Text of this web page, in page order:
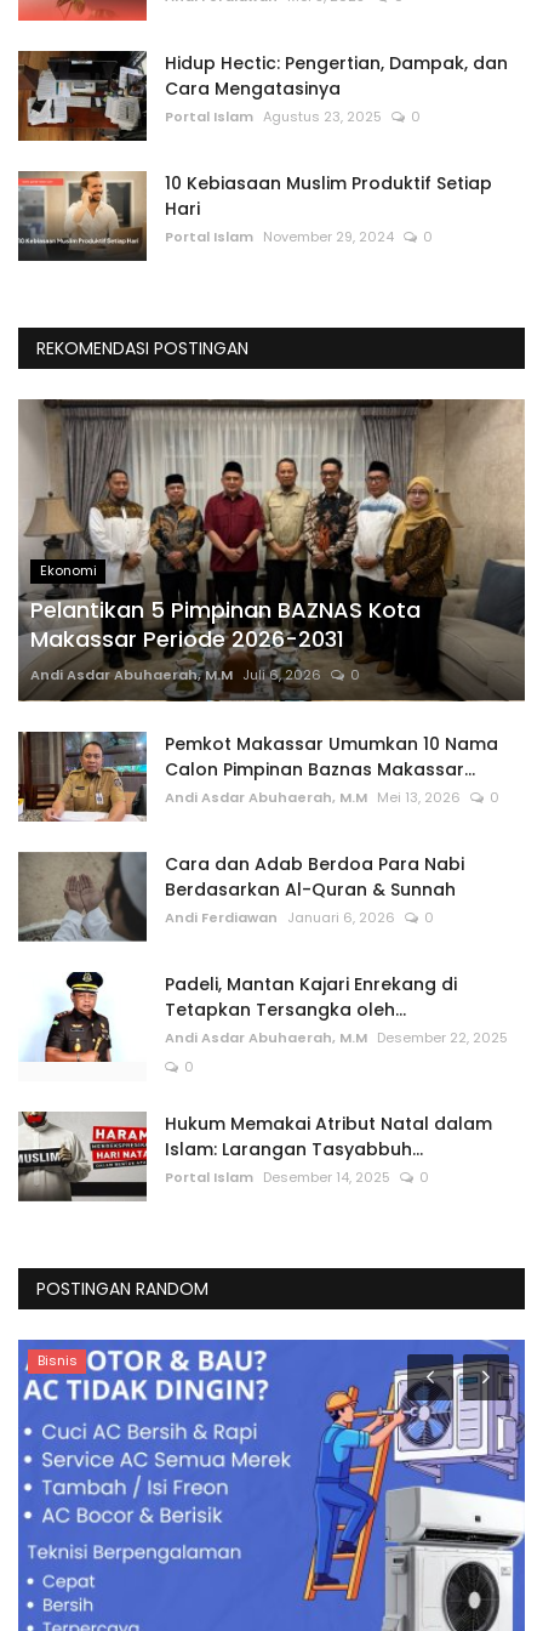
Hidup Hectic: Pengertian, Dampak, dan
Cara Mengatasinya
Portal Islam Agustus 23, 2025 0
10 Kebiasaan Muslim Produktif Setiap
Hari
Portal Islam November 29, 2024 0
REKOMENDASI POSTINGAN
Ekonomi
Pelantikan 5 Pimpinan BAZNAS Kota
Makassar Periode 2026-2031
Andi Asdar Abuhaerah, M.M Juli 6, 2026 0
Pemkot Makassar Umumkan 10 Nama
Calon Pimpinan Baznas Makassar...
Andi Asdar Abuhaerah, M.M Mei 13, 2026 0
Cara dan Adab Berdoa Para Nabi
Berdasarkan Al-Quran & Sunnah
Andi Ferdiawan Januari 6, 2026 0
Padeli, Mantan Kajari Enrekang di
Tetapkan Tersangka oleh...
Andi Asdar Abuhaerah, M.M Desember 22, 2025
0
Hukum Memakai Atribut Natal dalam
Islam: Larangan Tasyabbuh...
Portal Islam Desember 14, 2025 0
POSTINGAN RANDOM
Ekonomi